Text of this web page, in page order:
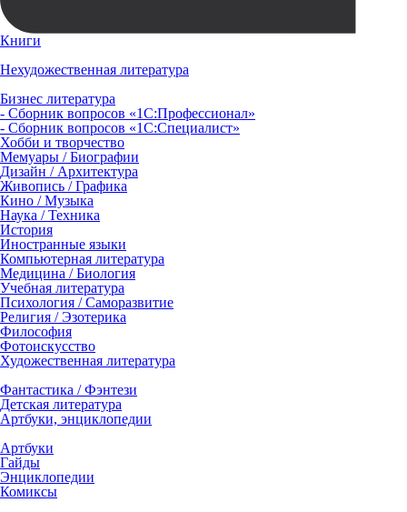
Книги
Нехудожественная литература
Бизнес литература
- Сборник вопросов «1С:Профессионал»
- Сборник вопросов «1С:Специалист»
Хобби и творчество
Мемуары / Биографии
Дизайн / Архитектура
Живопись / Графика
Кино / Музыка
Наука / Техника
История
Иностранные языки
Компьютерная литература
Медицина / Биология
Учебная литература
Психология / Саморазвитие
Религия / Эзотерика
Философия
Фотоискусство
Художественная литература
Фантастика / Фэнтези
Детская литература
Артбуки, энциклопедии
Артбуки
Гайды
Энциклопедии
Комиксы